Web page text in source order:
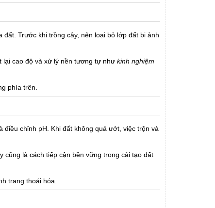
Trước khi trồng cây, nên loại bỏ lớp đất bị ảnh
lại cao độ và xử lý nền tương tự như kinh nghiệm
phía trên.
chỉnh pH. Khi đất không quá ướt, việc trộn và
cũng là cách tiếp cận bền vững trong cải tạo đất
trạng thoái hóa.